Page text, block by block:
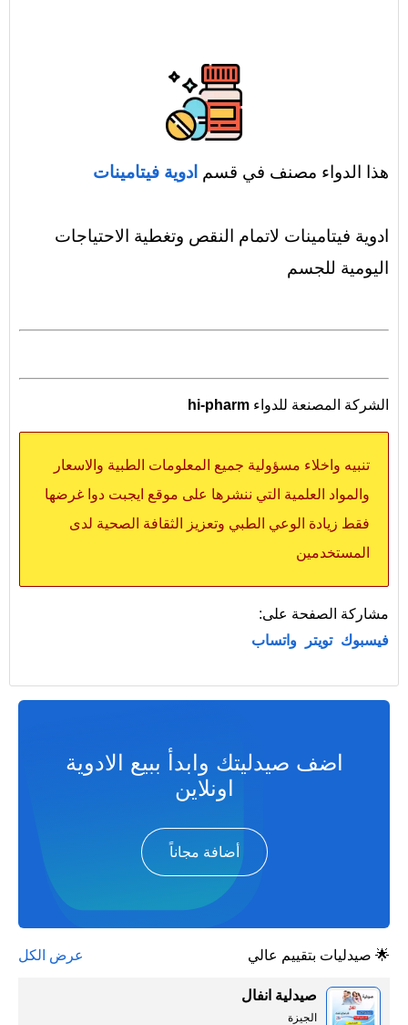
هذا الدواء مصنف في قسم ادوية فيتامينات
ادوية فيتامينات لاتمام النقص وتغطية الاحتياجات
اليومية للجسم
الشركة المصنعة للدواء hi-pharm
تنبيه واخلاء مسؤولية جميع المعلومات الطبية والاسعار
والمواد العلمية التي ننشرها على موقع ايجبت دوا غرضها
فقط زيادة الوعي الطبي وتعزيز الثقافة الصحية لدى
المستخدمين
مشاركة الصفحة على:
فيسبوك تويتر واتساب
اضف صيدليتك وابدأ ببيع الادوية
اونلاين
أضافة مجاناً
🌟 صيدليات بتقييم عالي عرض الكل
صيدلية انفال
الجيزة